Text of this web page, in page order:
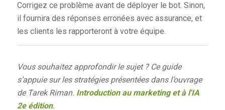
Corrigez ce problème avant de déployer le bot. Sinon,
il fournira des réponses erronées avec assurance, et
les clients les rapporteront à votre équipe.
Vous souhaitez approfondir le sujet ? Ce guide
s’appuie sur les stratégies présentées dans l’ouvrage
de Tarek Riman. Introduction au marketing et à l'IA
2e édition.